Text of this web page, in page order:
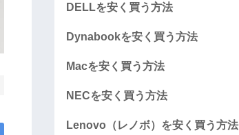
DELLを安く買う方法
Dynabookを安く買う方法
Macを安く買う方法
NECを安く買う方法
Lenovo（レノボ）を安く買う方法